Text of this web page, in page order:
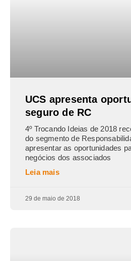
UCS apresenta
seguro de RC
4º Trocando Ideias de 2018
do segmento de
apresentar as oportunidades
negócios dos associados
Leia mais
29 de maio de 2018